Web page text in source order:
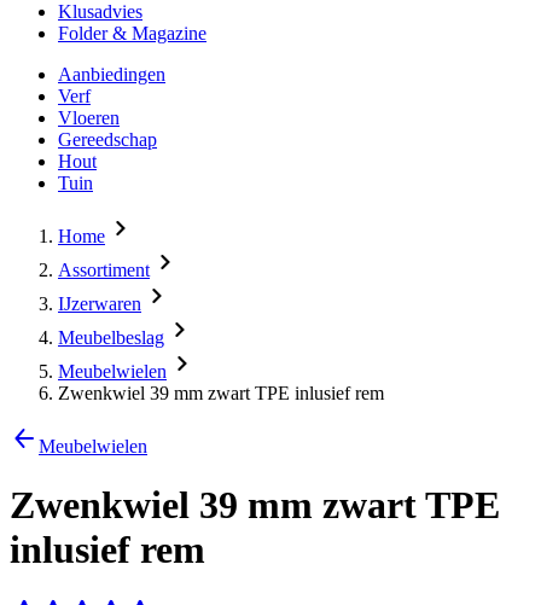
Klusadvies
Folder & Magazine
Aanbiedingen
Verf
Vloeren
Gereedschap
Hout
Tuin
Home
Assortiment
IJzerwaren
Meubelbeslag
Meubelwielen
Zwenkwiel 39 mm zwart TPE inlusief rem
Meubelwielen
Zwenkwiel 39 mm zwart TPE
inlusief rem